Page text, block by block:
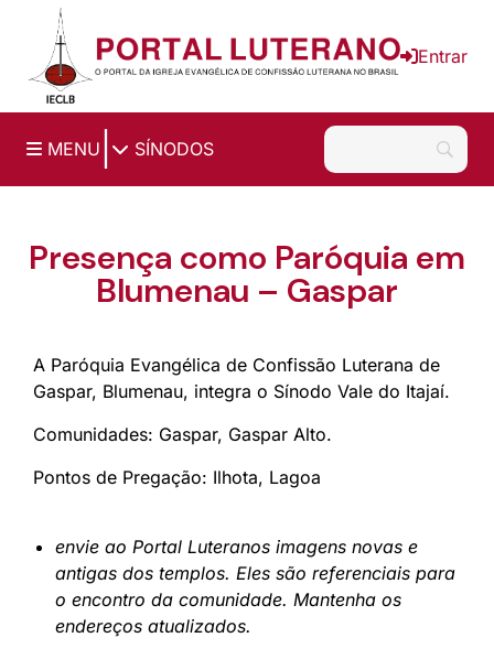
Ir para o conteúdo principal
Entrar
MENU SÍNODOS
Presença como Paróquia em
Blumenau – Gaspar
A Paróquia Evangélica de Confissão Luterana de
Gaspar, Blumenau, integra o Sínodo Vale do Itajaí.
Comunidades: Gaspar, Gaspar Alto.
Pontos de Pregação: Ilhota, Lagoa
envie ao Portal Luteranos imagens novas e
antigas dos templos. Eles são referenciais para
o encontro da comunidade. Mantenha os
endereços atualizados.